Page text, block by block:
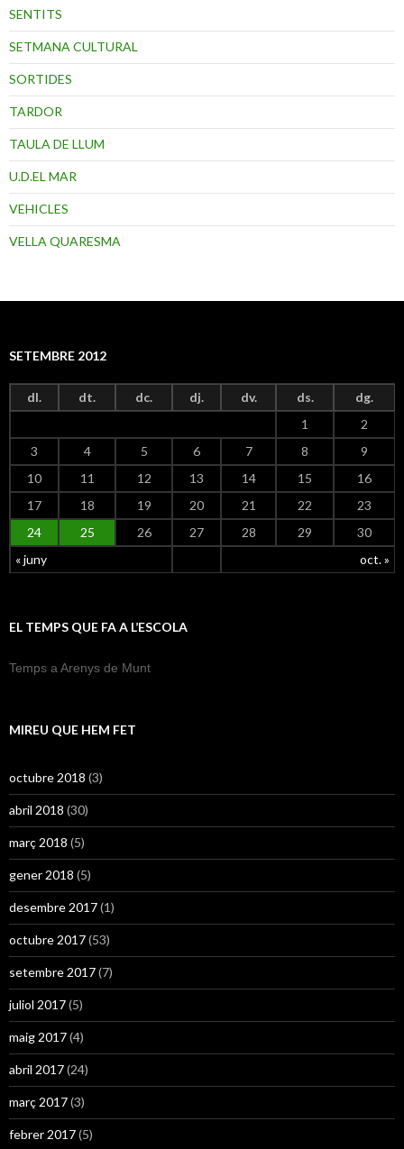
SENTITS
SETMANA CULTURAL
SORTIDES
TARDOR
TAULA DE LLUM
U.D.EL MAR
VEHICLES
VELLA QUARESMA
SETEMBRE 2012
dl. dt. dc. dj. dv. ds. dg.
« juny oct. »
1
2
3
4 5 6 7 8
9
10
11 12 13 14 15
16
17
18 19 20 21 22
23
24
25 26 27 28 29 30
EL TEMPS QUE FA A L’ESCOLA
Temps a Arenys de Munt
MIREU QUE HEM FET
octubre 2018 (3)
abril 2018 (30)
març 2018 (5)
gener 2018 (5)
desembre 2017(1)
octubre 2017(53)
setembre 2017(7)
juliol 2017(5)
maig 2017(4)
abril 2017(24)
març 2017(3)
febrer 2017(5)